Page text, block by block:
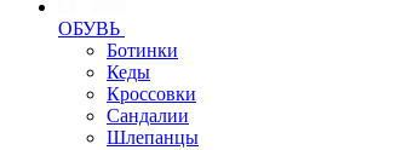
ОБУВЬ
Ботинки
Кеды
Кроссовки
Сандалии
Шлепанцы